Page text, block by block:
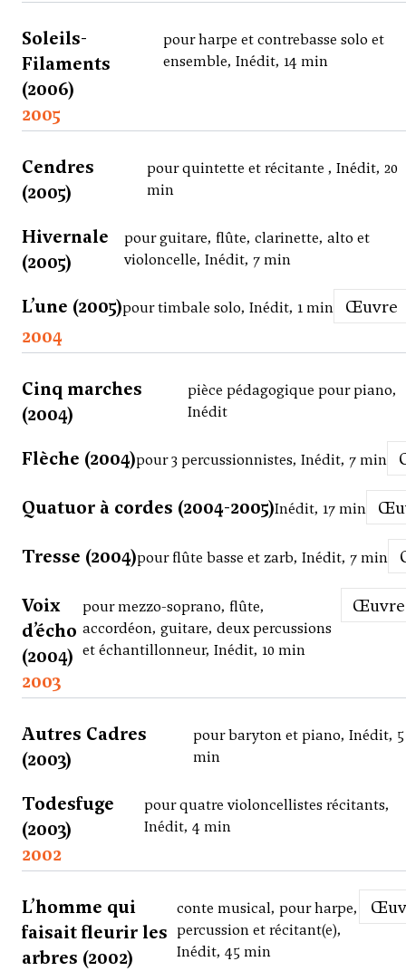
Soleils-
Filaments
(2006)
pour harpe et contrebasse solo et
ensemble, Inédit, 14 min
2005
Cendres
(2005)
pour quintette et récitante , Inédit, 20
min
Hivernale
(2005)
pour guitare, flûte, clarinette, alto et
violoncelle, Inédit, 7 min
L’une (2005)pour timbale solo, Inédit, 1 min
Œuvre
2004
Cinq marches
(2004)
pièce pédagogique pour piano,
Inédit
Flèche (2004)pour 3 percussionnistes, Inédit, 7 min
Quatuor à cordes (2004-2005)Inédit, 17 min
Tresse (2004)pour flûte basse et zarb, Inédit, 7 min
Voix
d’écho
(2004)
pour mezzo-soprano, flûte,
accordéon, guitare, deux percussions
et échantillonneur, Inédit, 10 min
Œuvre
2003
Autres Cadres
(2003)
pour baryton et piano, Inédit, 5
min
Todesfuge
(2003)
pour quatre violoncellistes récitants,
Inédit, 4 min
2002
L’homme qui
faisait fleurir les
arbres (2002)
conte musical, pour harpe,
percussion et récitant(e),
Inédit, 45 min